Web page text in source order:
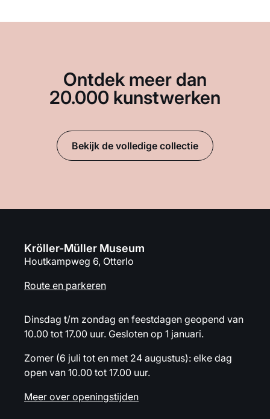
Ontdek meer dan
20.000 kunstwerken
Bekijk de volledige collectie
Kröller-Müller Museum
Houtkampweg 6, Otterlo
Route en parkeren
Dinsdag t/m zondag en feestdagen geopend van
10.00 tot 17.00 uur. Gesloten op 1 januari.
Zomer (6 juli tot en met 24 augustus): elke dag
open van 10.00 tot 17.00 uur.
Meer over openingstijden